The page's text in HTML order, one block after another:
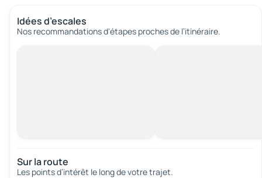
Idées d’escales
Nos recommandations d'étapes proches de l’itinéraire.
Sur la route
Les points d’intérêt le long de votre trajet.